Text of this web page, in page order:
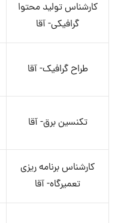
کارشناس تولید محتوا
گرافیکی- آقا
طراح گرافیک- آقا
تکنسین برق- آقا
کارشناس برنامه ریزی
تعمیرگاه- آقا